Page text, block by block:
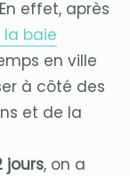
effet, après
la baie
en ville
à côté des
et de la
jours, on a